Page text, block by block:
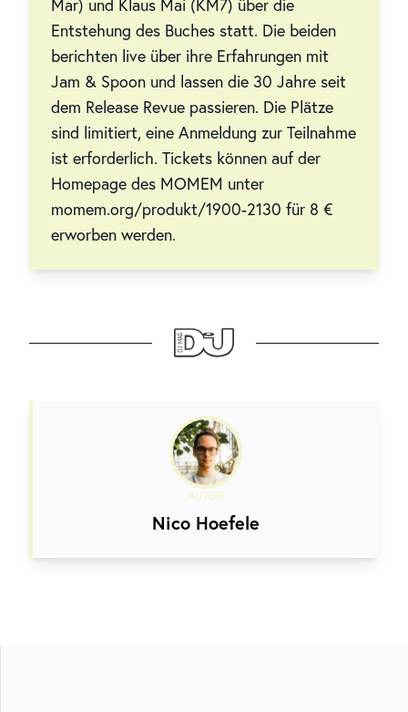
Mar) und Klaus Mai (KM7) über die
Entstehung des Buches statt. Die beiden
berichten live über ihre Erfahrungen mit
Jam & Spoon und lassen die 30 Jahre seit
dem Release Revue passieren. Die Plätze
sind limitiert, eine Anmeldung zur Teilnahme
ist erforderlich. Tickets können auf der
Homepage des MOMEM unter
momem.org/produkt/1900-2130 für 8 €
erworben werden.
AUTOR
Nico Hoefele